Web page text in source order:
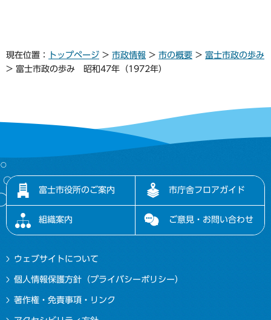
現在位置： トップページ > 市政情報 > 市の概要 > 富士市政の歩み
> 富士市政の歩み 昭和47年（1972年）
富士市役所のご案内 市庁舎フロアガイド
組織案内 ご意見・お問い合わせ
ウェブサイトについて
個人情報保護方針（プライバシーポリシー）
著作権・免責事項・リンク